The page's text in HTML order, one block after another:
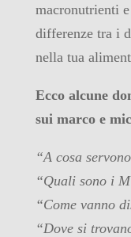
macronutrienti
differenze tra i
nella tua
Ecco alcune
sui marco e
“A cosa
“Quali sono i
“Come vanno
“Dove si